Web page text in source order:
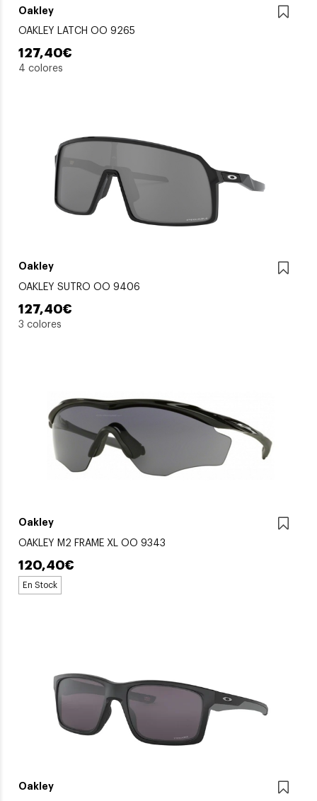
Oakley
OAKLEY LATCH OO 9265
127,40€
4 colores
Oakley
OAKLEY SUTRO OO 9406
127,40€
3 colores
Oakley
OAKLEY M2 FRAME XL OO 9343
120,40€
En Stock
Oakley